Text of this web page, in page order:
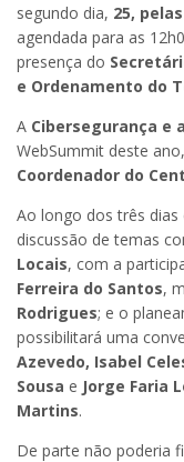
segundo dia, 25,
agendada para as
presença do
e Ordenamento do
A Cibersegurança e
WebSummit deste
Coordenador do
Ao longo dos três dias
discussão de temas
Locais, com a
Ferreira do Santos,
Rodrigues; e o
possibilitará uma
Azevedo, Isabel
Sousa e Jorge Faria
Martins.
De parte não poderia